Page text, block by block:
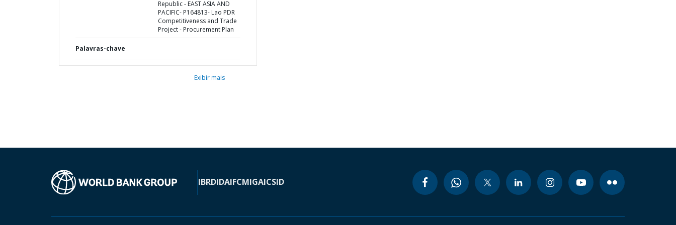
Republic - EAST ASIA AND
PACIFIC- P164813- Lao PDR
Competitiveness and Trade
Project - Procurement Plan
Palavras-chave
Exibir mais
IBRDIDAIFCMIGAICSID